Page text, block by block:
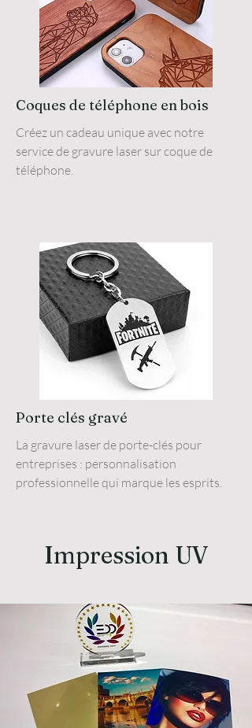
Coques de téléphone en bois
Créez un cadeau unique avec notre
service de gravure laser sur coque de
téléphone.
Porte clés gravé
La gravure laser de porte-clés pour
entreprises : personnalisation
professionnelle qui marque les esprits.
Impression UV